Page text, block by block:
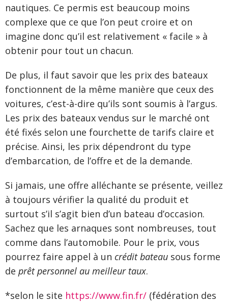
nautiques. Ce permis est beaucoup moins
complexe que ce que l’on peut croire et on
imagine donc qu’il est relativement « facile » à
obtenir pour tout un chacun.
De plus, il faut savoir que les prix des bateaux
fonctionnent de la même manière que ceux des
voitures, c’est-à-dire qu’ils sont soumis à l’argus.
Les prix des bateaux vendus sur le marché ont
été fixés selon une fourchette de tarifs claire et
précise. Ainsi, les prix dépendront du type
d’embarcation, de l’offre et de la demande.
Si jamais, une offre alléchante se présente, veillez
à toujours vérifier la qualité du produit et
surtout s’il s’agit bien d’un bateau d’occasion.
Sachez que les arnaques sont nombreuses, tout
comme dans l’automobile. Pour le prix, vous
pourrez faire appel à un crédit bateau sous forme
de prêt personnel au meilleur taux.
*selon le site https://www.fin.fr/ (fédération des